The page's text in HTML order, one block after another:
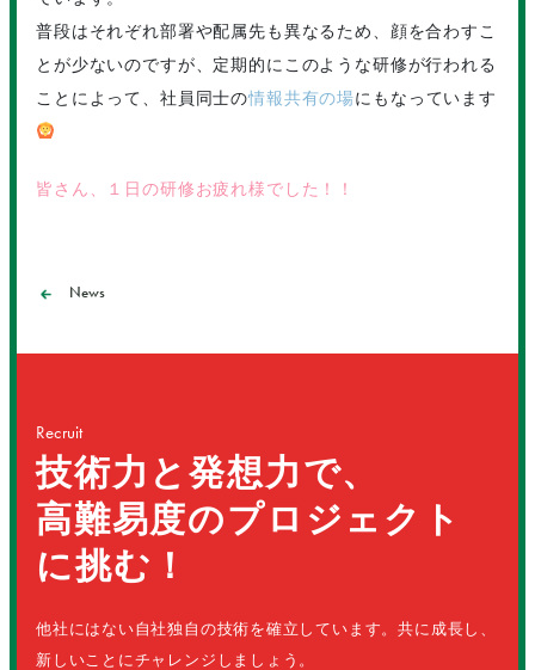
普段はそれぞれ部署や配属先も異なるため、顔を合わすこ
とが少ないのですが、定期的にこのような研修が行われる
ことによって、社員同士の情報共有の場にもなっています
皆さん、１日の研修お疲れ様でした！！
News
Recruit
技術力と発想力で、
高難易度のプロジェクト
に挑む！
他社にはない自社独自の技術を確立しています。共に成長し、
新しいことにチャレンジしましょう。